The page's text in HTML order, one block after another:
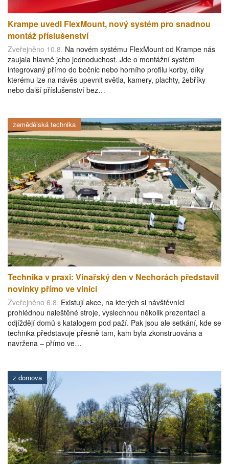
Krampe uvedl FlexMount, nový systém pro snadnou
montáž příslušenství
Zveřejněno 10.8. Na novém systému FlexMount od Krampe nás
zaujala hlavně jeho jednoduchost. Jde o montážní systém
integrovaný přímo do bočnic nebo horního profilu korby, díky
kterému lze na návěs upevnit světla, kamery, plachty, žebříky
nebo další příslušenství bez…
zemědělská technika
Technika v praxi: Vinařský den v Nechorách představil
novinky přímo ve vinici
Zveřejněno 6.8. Existují akce, na kterých si návštěvníci
prohlédnou naleštěné stroje, vyslechnou několik prezentací a
odjíždějí domů s katalogem pod paží. Pak jsou ale setkání, kde se
technika představuje přesně tam, kam byla zkonstruována a
navržena – přímo ve…
z domova